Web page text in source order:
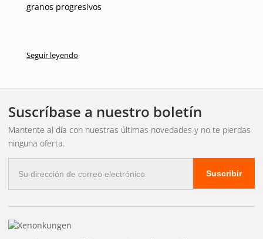
granos progresivos
Seguir leyendo
Suscríbase a nuestro boletín
Mantente al día con nuestras últimas novedades y no te pierdas
ninguna oferta.
electrónico
Suscribir